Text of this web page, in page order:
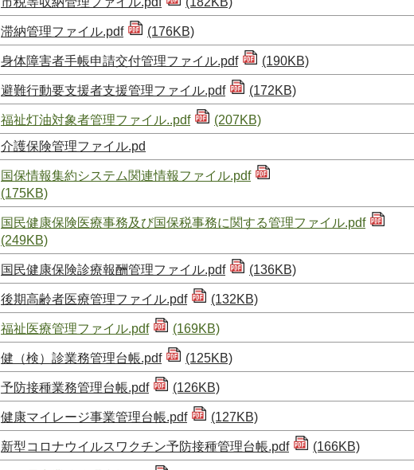
滞納管理ファイル.pdf (176KB)
身体障害者手帳申請交付管理ファイル.pdf (190KB)
避難行動要支援者支援管理ファイル.pdf (172KB)
福祉灯油対象者管理ファイル..pdf (207KB)
介護保険管理ファイル.pd
国保情報集約システム関連情報ファイル.pdf
(175KB)
国民健康保険医療事務及び国保税事務に関する管理ファイル.pdf
(249KB)
国民健康保険診療報酬管理ファイル.pdf (136KB)
後期高齢者医療管理ファイル.pdf (132KB)
福祉医療管理ファイル.pdf (169KB)
健（検）診業務管理台帳.pdf (125KB)
予防接種業務管理台帳.pdf (126KB)
健康マイレージ事業管理台帳.pdf (127KB)
新型コロナウイルスワクチン予防接種管理台帳.pdf (166KB)